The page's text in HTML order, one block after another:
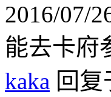
2016/07/
能去卡府
kaka 回复